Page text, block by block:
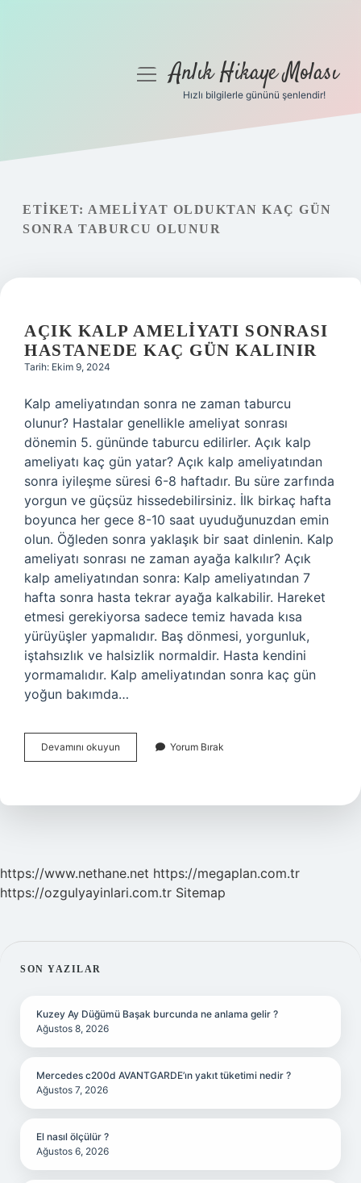
Gizlilik Politikası
Hakkımızda
menüyüAnlık Hikaye Molası
Hızlı bilgilerle gününü şenlendir!
ETIKET: AMELIYAT OLDUKTAN KAÇ GÜN
SONRA TABURCU OLUNUR
AÇIK KALP AMELIYATI SONRASI
HASTANEDE KAÇ GÜN KALINIR
Tarih: Ekim 9, 2024
Kalp ameliyatından sonra ne zaman taburcu
olunur? Hastalar genellikle ameliyat sonrası
dönemin 5. gününde taburcu edilirler. Açık kalp
ameliyatı kaç gün yatar? Açık kalp ameliyatından
sonra iyileşme süresi 6-8 haftadır. Bu süre zarfında
yorgun ve güçsüz hissedebilirsiniz. İlk birkaç hafta
boyunca her gece 8-10 saat uyuduğunuzdan emin
olun. Öğleden sonra yaklaşık bir saat dinlenin. Kalp
ameliyatı sonrası ne zaman ayağa kalkılır? Açık
kalp ameliyatından sonra: Kalp ameliyatından 7
hafta sonra hasta tekrar ayağa kalkabilir. Hareket
etmesi gerekiyorsa sadece temiz havada kısa
yürüyüşler yapmalıdır. Baş dönmesi, yorgunluk,
iştahsızlık ve halsizlik normaldir. Hasta kendini
yormamalıdır. Kalp ameliyatından sonra kaç gün
yoğun bakımda…
Devamını okuyun
Kalp
Hastanede
Yorum Bırak
https://www.nethane.net https://megaplan.com.tr
https://ozgulyayinlari.com.tr Sitemap
SIDEBAR
SON YAZILAR
Kuzey Ay Düğümü Başak burcunda ne anlama gelir ?
Ağustos 8, 2026
Mercedes c200d AVANTGARDE’ın yakıt tüketimi nedir ?
Ağustos 7, 2026
El nasıl ölçülür ?
Ağustos 6, 2026